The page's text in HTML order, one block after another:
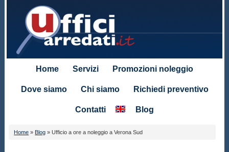
Home Servizi Promozioni noleggio
Dove siamo Chi siamo Richiedi preventivo
Contatti Blog
Home » Blog »Ufficio a ore a noleggio a Verona Sud